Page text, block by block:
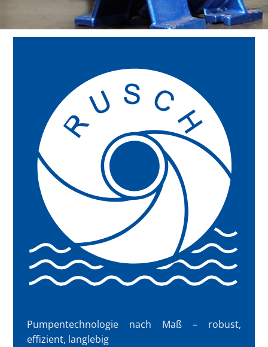
Pumpentechnologie nach Maß – robust,
effizient, langlebig